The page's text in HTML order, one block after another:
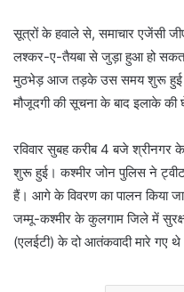
सूत्रों के हवाले से, समाचार एजेंसी
लश्कर-ए-तैयबा से जुड़ा हुआ हो
मुठभेड़ आज तड़के उस समय शुरू हुई
मौजूदगी की सूचना के बाद इलाके की
रविवार सुबह करीब 4 बजे श्रीनगर के
शुरू हुई। कश्मीर जोन पुलिस ने
हैं। आगे के विवरण का पालन किया
जम्मू-कश्मीर के कुलगाम जिले में
(एलईटी) के दो आतंकवादी मारे गए